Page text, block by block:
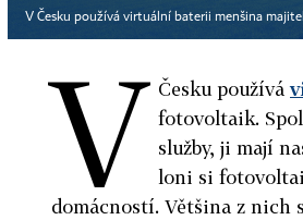
V Česku používá virtuální baterii menšina
V Česku používá
fotovoltaik.
služby, ji mají
loni si
domácností. Většina z nich